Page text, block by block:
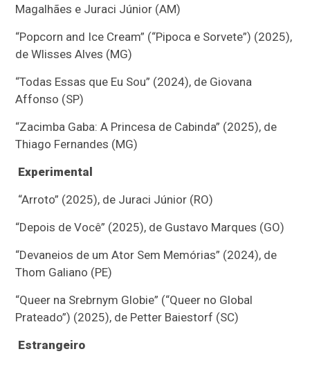
Magalhães e Juraci Júnior (AM)
“Popcorn and Ice Cream” (“Pipoca e Sorvete”) (2025),
de Wlisses Alves (MG)
“Todas Essas que Eu Sou” (2024), de Giovana
Affonso (SP)
“Zacimba Gaba: A Princesa de Cabinda” (2025), de
Thiago Fernandes (MG)
Experimental
“Arroto” (2025), de Juraci Júnior (RO)
“Depois de Você” (2025), de Gustavo Marques (GO)
“Devaneios de um Ator Sem Memórias” (2024), de
Thom Galiano (PE)
“Queer na Srebrnym Globie” (“Queer no Global
Prateado”) (2025), de Petter Baiestorf (SC)
Estrangeiro